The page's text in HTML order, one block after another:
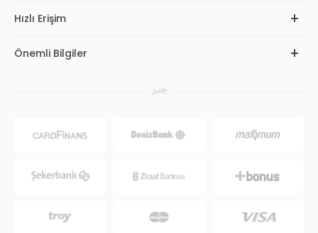
Hızlı Erişim
Önemli Bilgiler